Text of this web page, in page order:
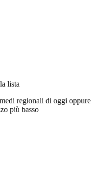
lista
regionali di oggi oppure
più basso